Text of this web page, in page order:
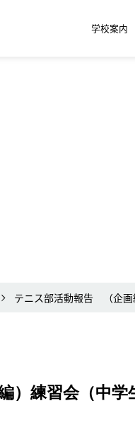
学校案内
テニス部活動報告 （企画
練習会（中学